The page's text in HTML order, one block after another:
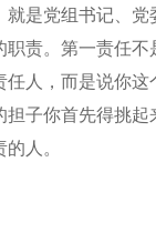
就是党组书记、
职责。第一责任
任人，而是说你
子你首先得挑起
人。